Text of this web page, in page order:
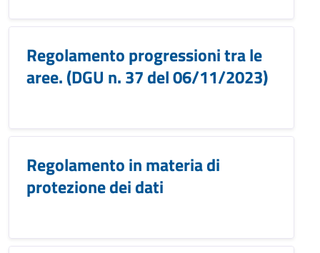
Regolamento progressioni tra le
aree. (DGU n. 37 del 06/11/2023)
Regolamento in materia di
protezione dei dati